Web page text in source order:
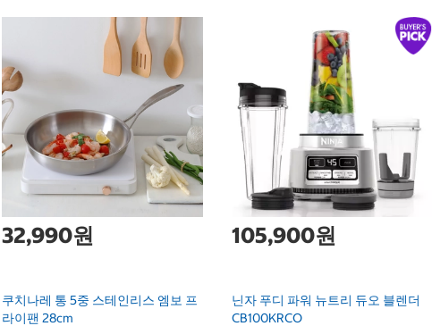
32,990원
쿠치나레 통 5중 스테인리스 엠보 프
라이팬 28cm
105,900원
닌자 푸디 파워 뉴트리 듀오 블렌더
CB100KRCO